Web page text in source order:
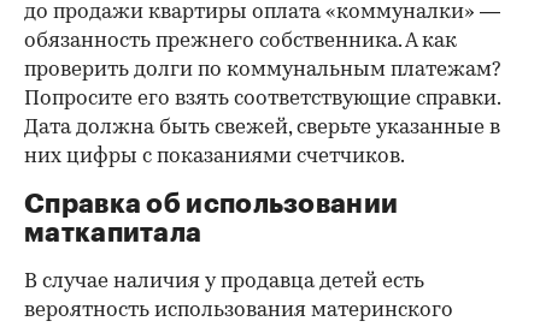
до продажи квартиры оплата «коммуналки» —
обязанность прежнего собственника. А как
проверить долги по коммунальным платежам?
Попросите его взять соответствующие справки.
Дата должна быть свежей, сверьте указанные в
них цифры с показаниями счетчиков.
Справка об использовании
маткапитала
В случае наличия у продавца детей есть
вероятность использования материнского